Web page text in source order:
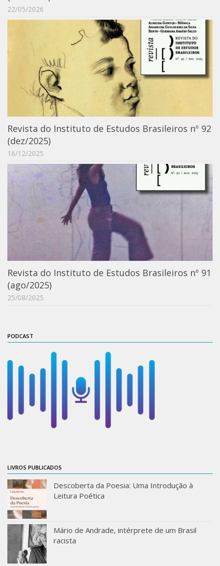
ProgramaUSP 60+
Sobre a Pós
Ingresso – Processo Seletivo
Formulários – Requerimentos
Regulamentos
Matrícula
Auxílio Financeiro
Exame de Qualificação
Depósito da Dissertação
Dissertação Corrigida
Orientadores / Credenciamentos
Orientadores
Credenciamento / Recredenciamento de Orientador
Credenciamento / Recredenciamento de Disciplina
Notícias da Pós
Aluno Especial
Disciplinas de Pós-Graduação
1° semestre
Informações aos Alunos
Docentes
IEB Virtual
IEB Minecraft
Hackathon e Edit-a-thon
Wikimedia e Wikidata
LABIEB
22/05/2026
Revista do Instituto de Estudos Brasileiros nº 92
(dez/2025)
16/12/2025
Revista do Instituto de Estudos Brasileiros nº 91
(ago/2025)
25/08/2025
PODCAST
LIVROS PUBLICADOS
Descoberta da Poesia: Uma Introdução à
Leitura Poética
Mário de Andrade, intérprete de um Brasil
racista